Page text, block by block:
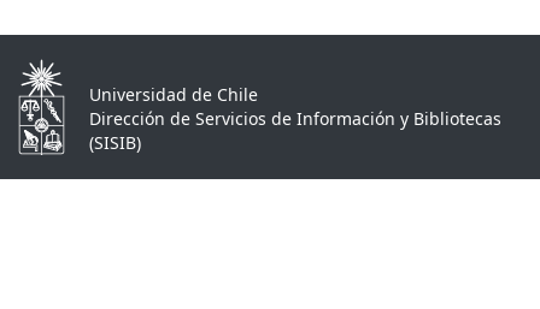
Universidad de Chile
Dirección de Servicios de Información y Bibliotecas
(SISIB)